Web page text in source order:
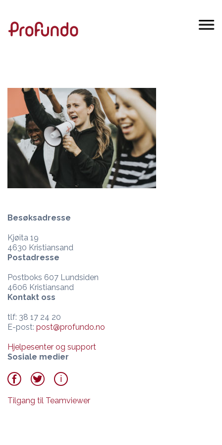
Besøksadresse
Kjøita 19
4630 Kristiansand
Postadresse
Postboks 607 Lundsiden
4606 Kristiansand
Kontakt oss
tlf: 38 17 24 20
E-post: post@profundo.no
Hjelpesenter og support
Sosiale medier
Tilgang til Teamviewer